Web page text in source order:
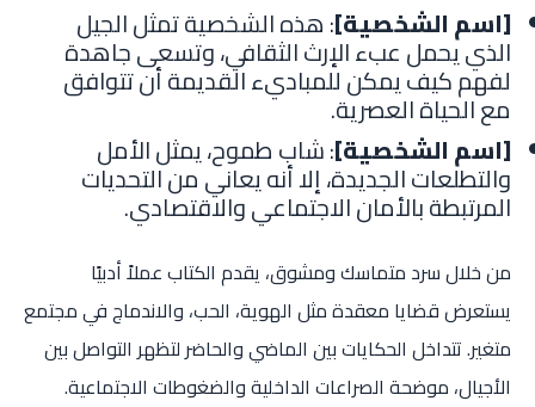
[اسم الشخصية]: هذه الشخصية تمثل الجيل
الذي يحمل عبء الإرث الثقافي، وتسعى جاهدة
لفهم كيف يمكن للمباديء القديمة أن تتوافق
مع الحياة العصرية.
[اسم الشخصية]: شاب طموح، يمثل الأمل
والتطلعات الجديدة، إلا أنه يعاني من التحديات
المرتبطة بالأمان الاجتماعي والاقتصادي.
من خلال سرد متماسك ومشوق، يقدم الكتاب عملاً أدبيًا
يستعرض قضايا معقدة مثل الهوية، الحب، والاندماج في مجتمع
متغير. تتداخل الحكايات بين الماضي والحاضر لتظهر التواصل بين
الأجيال، موضحة الصراعات الداخلية والضغوطات الاجتماعية.